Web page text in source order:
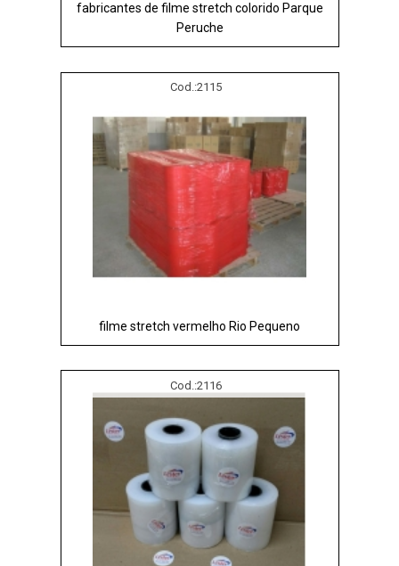
fabricantes de filme stretch colorido Parque
Peruche
Cod.:2115
filme stretch vermelho Rio Pequeno
Cod.:2116